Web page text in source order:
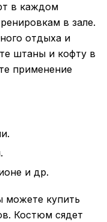
в каждом
в зале.
отдыха и
штаны и кофту в
применение
и др.
можете купить
Костюм сядет